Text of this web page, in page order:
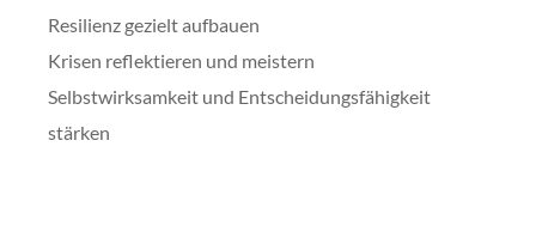
Resilienz gezielt aufbauen
Krisen reflektieren und meistern
Selbstwirksamkeit und Entscheidungsfähigkeit
stärken